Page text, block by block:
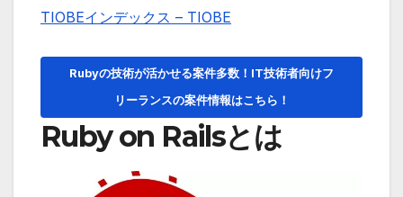
TIOBEインデックス – TIOBE
Rubyの技術が活かせる案件多数！IT技術者向けフ
リーランスの案件情報はこちら！
Ruby on Railsとは